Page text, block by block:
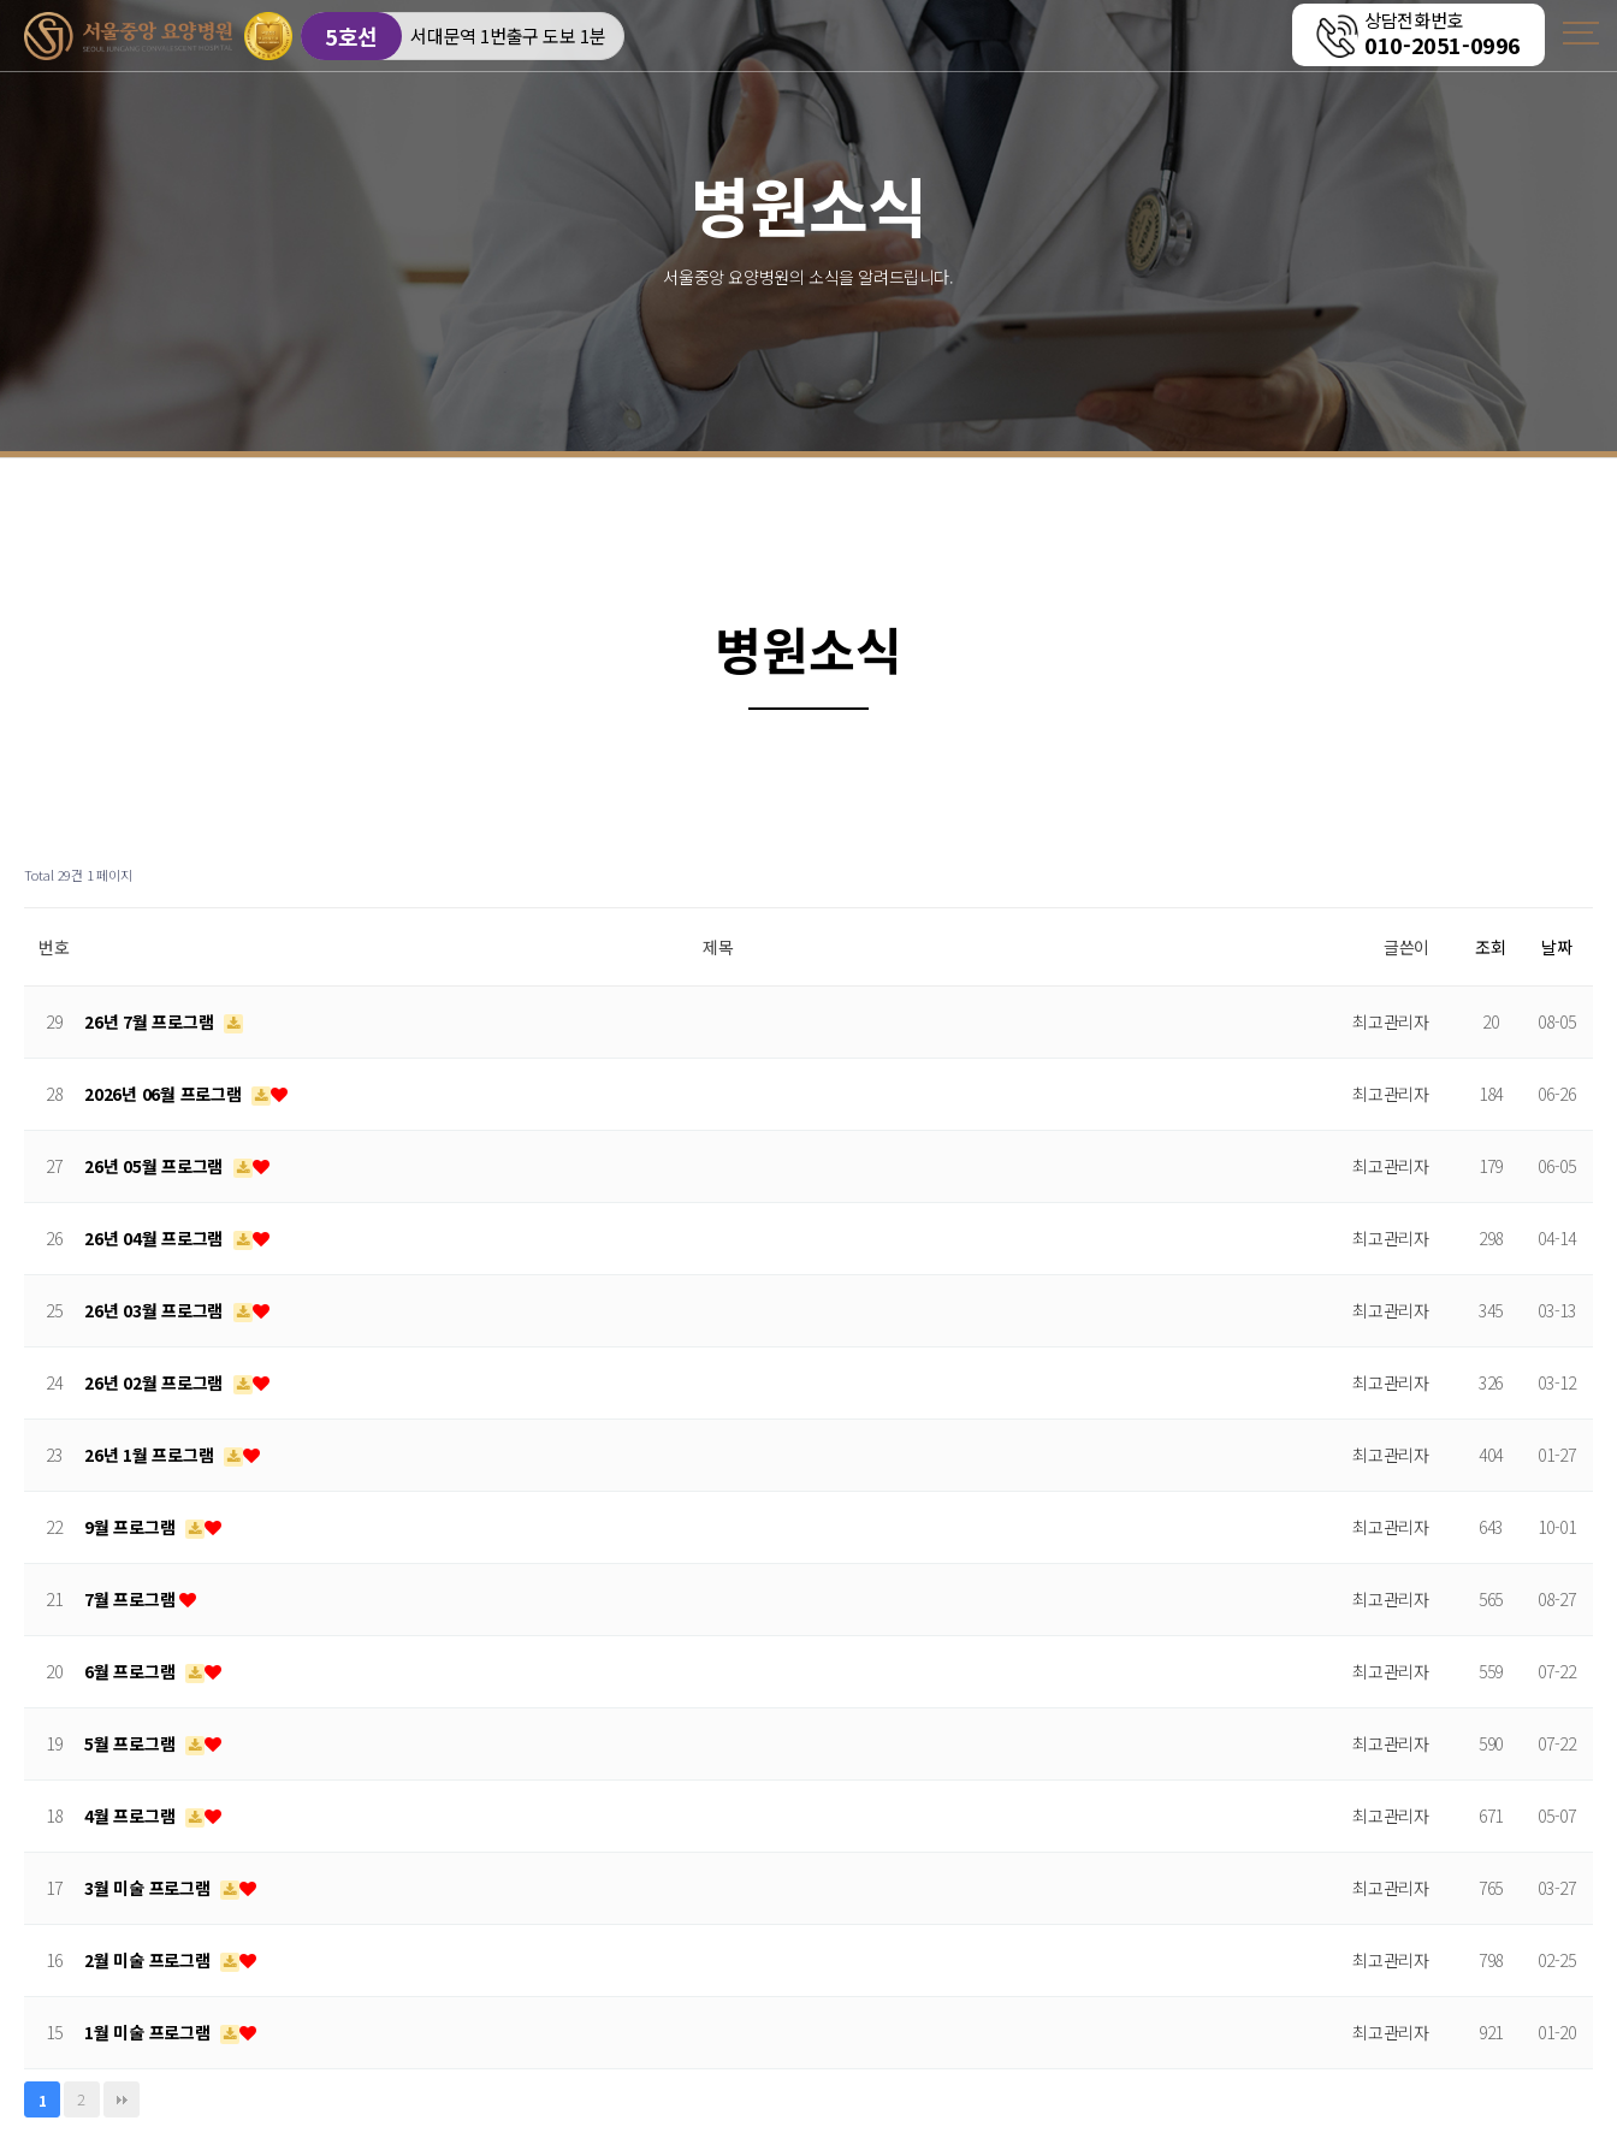
5호선 서대문역 1번출구 도보 1분
상담전화번호
010-2051-0996
병원소식
서울중앙 요양병원의 소식을 알려드립니다.
병원소식
Total 29건 1 페이지
번호 제목 글쓴이 조회 날짜
29 26년 7월 프로그램 최고관리자 20 08-05
28 2026년 06월 프로그램 최고관리자 184 06-26
27 26년 05월 프로그램 최고관리자 179 06-05
26 26년 04월 프로그램 최고관리자 298 04-14
25 26년 03월 프로그램 최고관리자 345 03-13
24 26년 02월 프로그램 최고관리자 326 03-12
23 26년 1월 프로그램 최고관리자 404 01-27
22 9월 프로그램 최고관리자 643 10-01
21 7월 프로그램 최고관리자 565 08-27
20 6월 프로그램 최고관리자 559 07-22
19 5월 프로그램 최고관리자 590 07-22
18 4월 프로그램 최고관리자 671 05-07
17 3월 미술 프로그램 최고관리자 765 03-27
16 2월 미술 프로그램 최고관리자 798 02-25
15 1월 미술 프로그램 최고관리자 921 01-20
1 2